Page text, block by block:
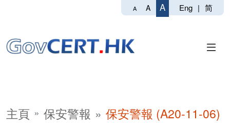
A A A Eng | 简
主頁 保安警報 保安警報 (A20-11-06)